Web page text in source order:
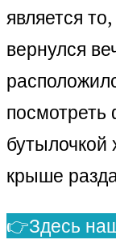
является
вернулся
посмотреть
бутылочкой
крыше
👉Здесь